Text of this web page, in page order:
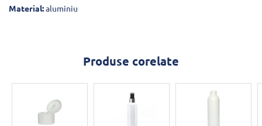
Material:aluminiu
Produse corelate